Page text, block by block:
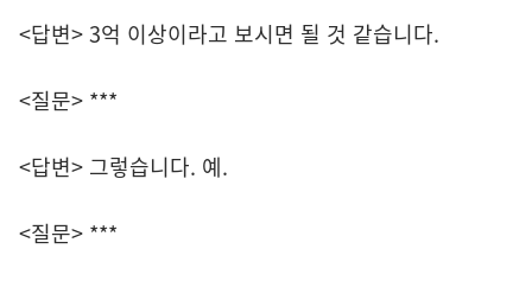
<답변> 3억 이상이라고 보시면 될 것 같습니다.
<질문> ***
<답변> 그렇습니다. 예.
<질문> ***